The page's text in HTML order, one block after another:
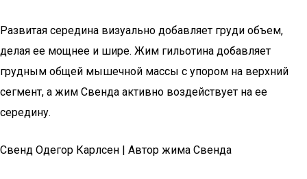
Развитая середина визуально добавляет груди объем,
делая ее мощнее и шире. Жим гильотина добавляет
грудным общей мышечной массы с упором на верхний
сегмент, а жим Свенда активно воздействует на ее
середину.
Свенд Одегор Карлсен | Автор жима Свенда